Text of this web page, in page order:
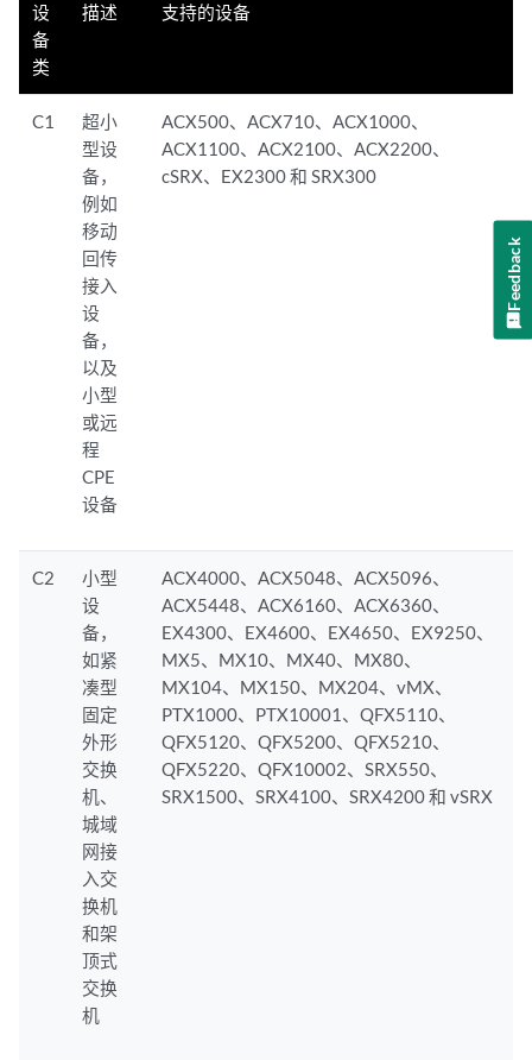
设
备
类
描述 支持的设备
C1
超小
型设
备，
例如
移动
回传
接入
设
备，
以及
小型
或远
程
CPE
设备
ACX500、ACX710、ACX1000、
ACX1100、ACX2100、ACX2200、
cSRX、EX2300 和 SRX300
C2
小型
设
备，
如紧
凑型
固定
外形
交换
机、
城域
网接
入交
换机
和架
顶式
交换
机
ACX4000、ACX5048、ACX5096、
ACX5448、ACX6160、ACX6360、
EX4300、EX4600、EX4650、EX9250、
MX5、MX10、MX40、MX80、
MX104、MX150、MX204、vMX、
PTX1000、PTX10001、QFX5110、
QFX5120、QFX5200、QFX5210、
QFX5220、QFX10002、SRX550、
SRX1500、SRX4100、SRX4200 和 vSRX
Feedback